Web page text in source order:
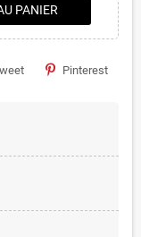
PANIER
Pinterest